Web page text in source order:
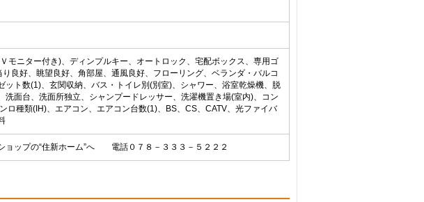
モニター付き)、ディンプルキー、オートロック、宅配ボックス、専用ゴ
良好、眺望良好、角部屋、通風良好、フローリング、ベランダ・バルコ
ット数(1)、玄関収納、バス・トイレ別(別室)、シャワー、浴室乾燥機、脱
洗面台、洗面所独立、シャンプードレッサー、洗濯機置き場(室内)、コン
ロ種類(IH)、エアコン、エアコン台数(1)、BS、CS、CATV、光ファイバ
ョップの“住新ホーム”へ 電話０７８－３３３－５２２２